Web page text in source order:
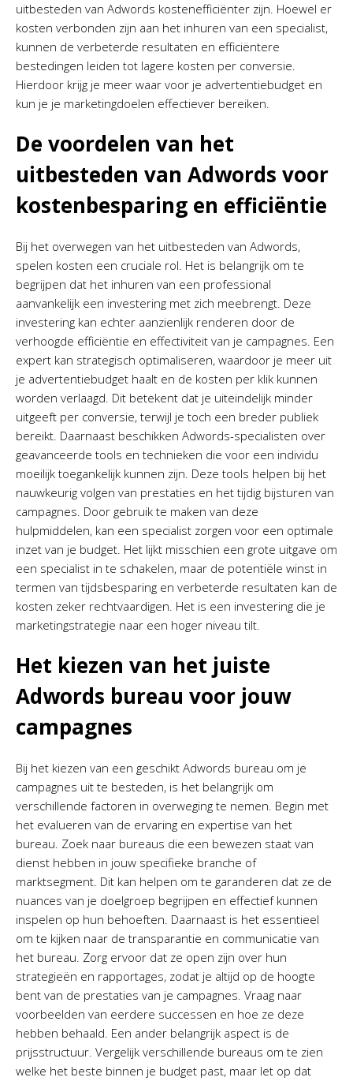
uitbesteden van Adwords kostenefficiënter zijn. Hoewel er
kosten verbonden zijn aan het inhuren van een specialist,
kunnen de verbeterde resultaten en efficiëntere
bestedingen leiden tot lagere kosten per conversie.
Hierdoor krijg je meer waar voor je advertentiebudget en
kun je je marketingdoelen effectiever bereiken.
De voordelen van het
uitbesteden van Adwords voor
kostenbesparing en efficiëntie
Bij het overwegen van het uitbesteden van Adwords,
spelen kosten een cruciale rol. Het is belangrijk om te
begrijpen dat het inhuren van een professional
aanvankelijk een investering met zich meebrengt. Deze
investering kan echter aanzienlijk renderen door de
verhoogde efficiëntie en effectiviteit van je campagnes. Een
expert kan strategisch optimaliseren, waardoor je meer uit
je advertentiebudget haalt en de kosten per klik kunnen
worden verlaagd. Dit betekent dat je uiteindelijk minder
uitgeeft per conversie, terwijl je toch een breder publiek
bereikt. Daarnaast beschikken Adwords-specialisten over
geavanceerde tools en technieken die voor een individu
moeilijk toegankelijk kunnen zijn. Deze tools helpen bij het
nauwkeurig volgen van prestaties en het tijdig bijsturen van
campagnes. Door gebruik te maken van deze
hulpmiddelen, kan een specialist zorgen voor een optimale
inzet van je budget. Het lijkt misschien een grote uitgave om
een specialist in te schakelen, maar de potentiële winst in
termen van tijdsbesparing en verbeterde resultaten kan de
kosten zeker rechtvaardigen. Het is een investering die je
marketingstrategie naar een hoger niveau tilt.
Het kiezen van het juiste
Adwords bureau voor jouw
campagnes
Bij het kiezen van een geschikt Adwords bureau om je
campagnes uit te besteden, is het belangrijk om
verschillende factoren in overweging te nemen. Begin met
het evalueren van de ervaring en expertise van het
bureau. Zoek naar bureaus die een bewezen staat van
dienst hebben in jouw specifieke branche of
marktsegment. Dit kan helpen om te garanderen dat ze de
nuances van je doelgroep begrijpen en effectief kunnen
inspelen op hun behoeften. Daarnaast is het essentieel
om te kijken naar de transparantie en communicatie van
het bureau. Zorg ervoor dat ze open zijn over hun
strategieën en rapportages, zodat je altijd op de hoogte
bent van de prestaties van je campagnes. Vraag naar
voorbeelden van eerdere successen en hoe ze deze
hebben behaald. Een ander belangrijk aspect is de
prijsstructuur. Vergelijk verschillende bureaus om te zien
welke het beste binnen je budget past, maar let op dat